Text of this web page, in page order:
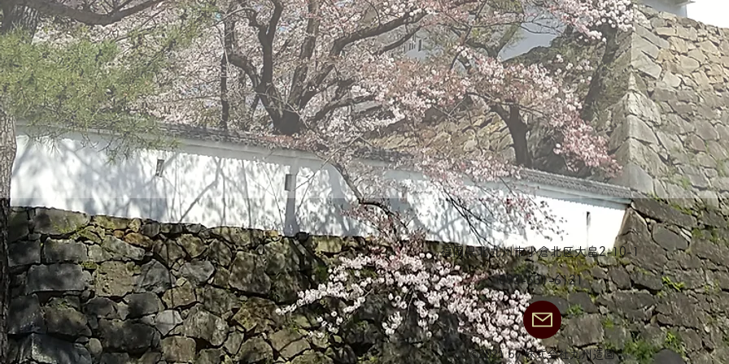
福岡県北九州市の建設業：造園・緑化・外構工事：株式会社 九州造園
お問い合わせ
​福岡県北九州市小倉北区大畠2-10-1
093-531-6121
©2021 by 株式会社九州造園